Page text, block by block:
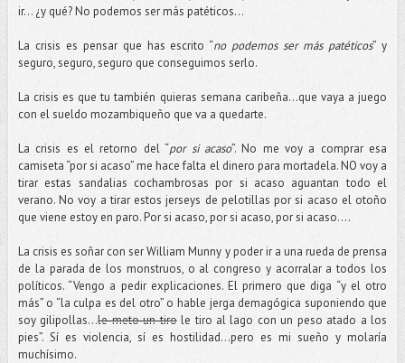
ir… ¿y qué? No podemos ser más patéticos…
La crisis es pensar que has escrito “no podemos ser más patéticos” y
seguro, seguro, seguro que conseguimos serlo.
La crisis es que tu también quieras semana caribeña…que vaya a juego
con el sueldo mozambiqueño que va a quedarte.
La crisis es el retorno del “por si acaso”. No me voy a comprar esa
camiseta “por si acaso” me hace falta el dinero para mortadela. NO voy a
tirar estas sandalias cochambrosas por si acaso aguantan todo el
verano. No voy a tirar estos jerseys de pelotillas por si acaso el otoño
que viene estoy en paro. Por si acaso, por si acaso, por si acaso….
La crisis es soñar con ser William Munny y poder ir a una rueda de prensa
de la parada de los monstruos, o al congreso y acorralar a todos los
políticos. “Vengo a pedir explicaciones. El primero que diga “y el otro
más” o “la culpa es del otro” o hable jerga demagógica suponiendo que
soy gilipollas…le meto un tirole tiro al lago con un peso atado a los
pies”. Sí es violencia, sí es hostilidad…pero es mi sueño y molaría
muchísimo.